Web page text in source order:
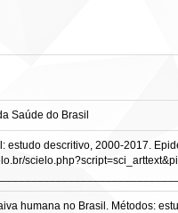
Saúde do Brasil
estudo descritivo, 2000-2017.
humana no Brasil. Métodos: